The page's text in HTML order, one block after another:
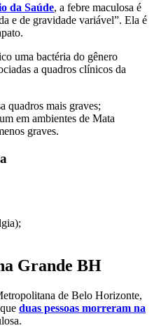
da Saúde, a febre maculosa é
e de gravidade variável”. Ela é
uma bactéria do gênero
a quadros clínicos da
quadros mais graves;
em ambientes de Mata
graves.
Grande BH
de Belo Horizonte,
duas pessoas morreram na